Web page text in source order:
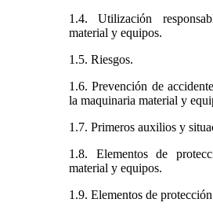
1.4. Utilización
material y equipos.
1.5. Riesgos.
1.6. Prevención de
la maquinaria material y
1.7. Primeros auxilios y
1.8. Elementos de
material y equipos.
1.9. Elementos de